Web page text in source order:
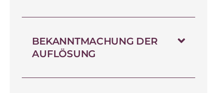
BEKANNTMACHUNG DER
AUFLÖSUNG